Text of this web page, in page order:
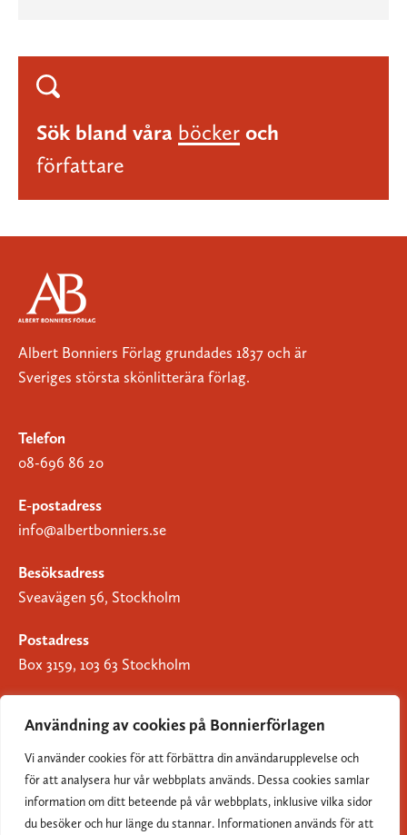
Användning av cookies på Bonnierförlagen
Vi använder cookies för att förbättra din användarupplevelse och
för att analysera hur vår webbplats används. Dessa cookies samlar
information om ditt beteende på vår webbplats, inklusive vilka sidor
du besöker och hur länge du stannar. Informationen används för att
Sök bland våra böcker och
författare
Albert Bonniers Förlag grundades 1837 och är
Sveriges största skönlitterära förlag.
Telefon
08-696 86 20
E-postadress
info@albertbonniers.se
Besöksadress
Sveavägen 56, Stockholm
Postadress
Box 3159, 103 63 Stockholm
Om Bonnierförlagen
Cookies
Integritetspolicy